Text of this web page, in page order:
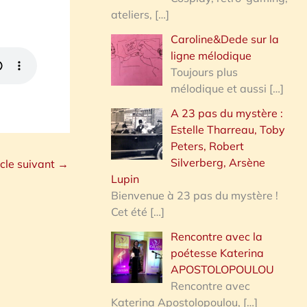
suivant →
ateliers, […]
Caroline&Dede sur la
ligne mélodique
Toujours plus
mélodique et aussi […]
A 23 pas du mystère :
Estelle Tharreau, Toby
Peters, Robert
Silverberg, Arsène
Lupin
Bienvenue à 23 pas du mystère !
Cet été […]
Rencontre avec la
poétesse Katerina
APOSTOLOPOULOU
Rencontre avec
Katerina Apostolopoulou, […]